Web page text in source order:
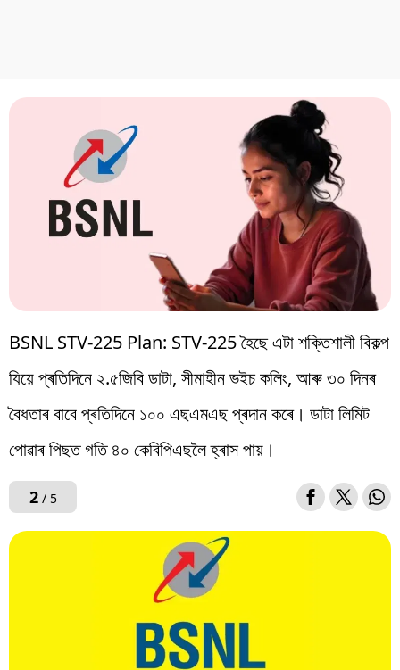
BSNL STV-225 Plan: STV-225 হৈছে এটা শক্তিশালী বিকল্প
যিয়ে প্ৰতিদিনে ২.৫জিবি ডাটা, সীমাহীন ভইচ কলিং, আৰু ৩০ দিনৰ
বৈধতাৰ বাবে প্ৰতিদিনে ১০০ এছএমএছ প্ৰদান কৰে। ডাটা লিমিট
পোৱাৰ পিছত গতি ৪০ কেবিপিএছলৈ হ্ৰাস পায়।
2/ 5